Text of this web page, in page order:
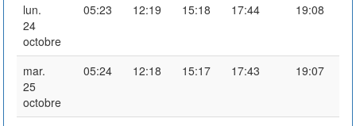
lun.
24
octobre
05:23 12:19 15:18 17:44 19:08
mar.
25
octobre
05:24 12:18 15:17 17:43 19:07